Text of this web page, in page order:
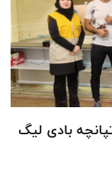
بادی لیگ